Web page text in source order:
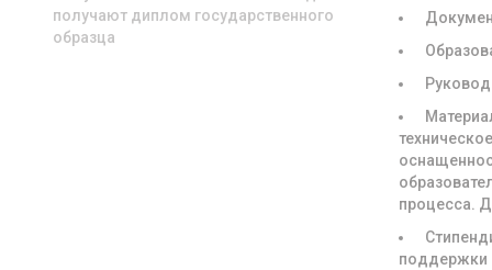
получают диплом государственного
образца
процесса.
поддержки